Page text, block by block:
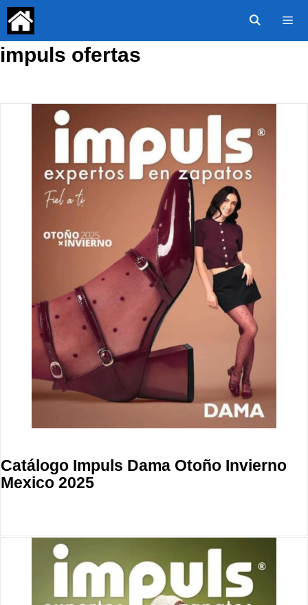
Saltar
contenido
impuls ofertas
Catálogo Impuls Dama Otoño Invierno
Mexico 2025